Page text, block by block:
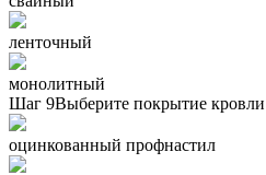
ленточный
монолитный
Шаг 9Выберите покрытие кровли
оцинкованный профнастил